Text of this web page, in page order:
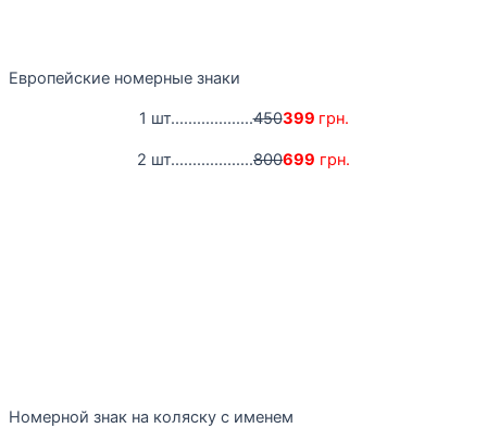
Европейские номерные знаки
1 шт...................450399 грн.
2 шт...................800699 грн.
Номерной знак на коляску с именем